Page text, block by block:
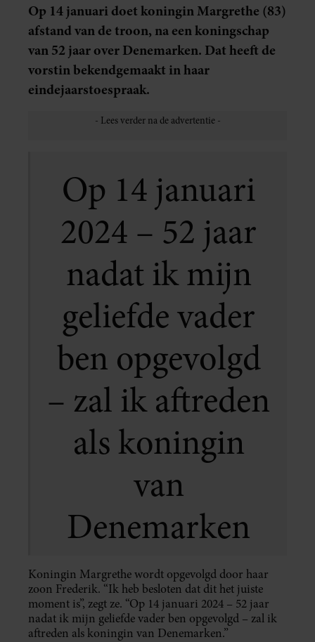
Op 14 januari doet koningin Margrethe (83)
afstand van de troon, na een koningschap
van 52 jaar over Denemarken. Dat heeft de
vorstin bekendgemaakt in haar
eindejaarstoespraak.
Op 14 januari
2024 – 52 jaar
nadat ik mijn
geliefde vader
ben opgevolgd
– zal ik aftreden
als koningin
van
Denemarken
Koningin Margrethe wordt opgevolgd door haar
zoon Frederik. “Ik heb besloten dat dit het juiste
moment is”, zegt ze. “Op 14 januari 2024 – 52 jaar
nadat ik mijn geliefde vader ben opgevolgd – zal ik
aftreden als koningin van Denemarken.”